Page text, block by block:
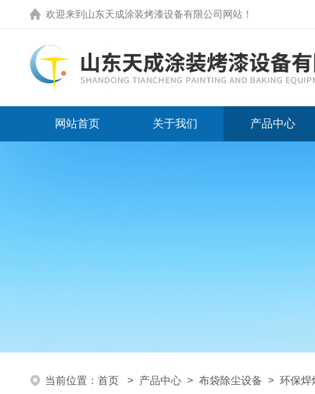
欢迎来到 山东天成涂装烤漆设备有限公司网站 ！
网站首页 关于我们 产品中心
当前位置： 首页 > 产品中心 > 布袋除尘设备 > 环保焊